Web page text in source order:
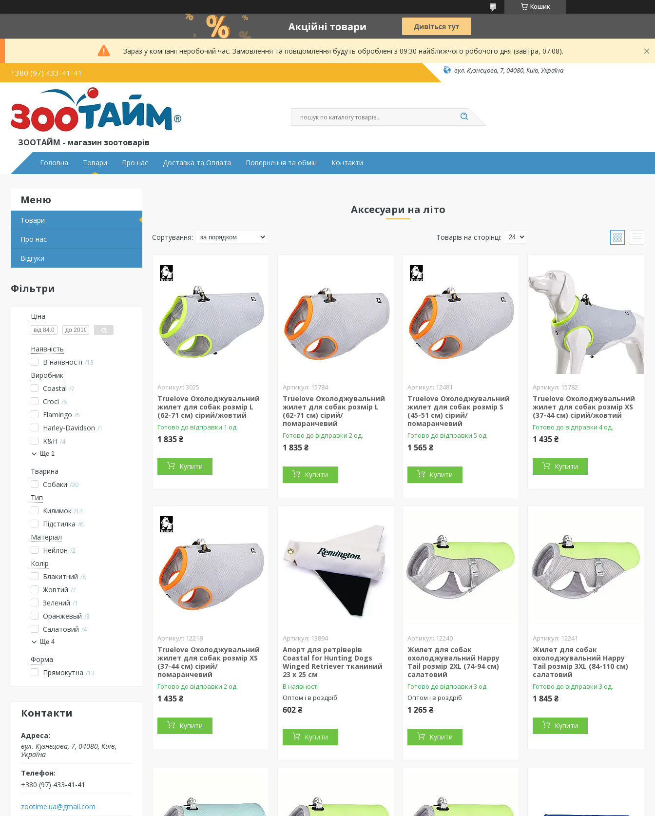
Кошик
Зараз у компанії неробочий час. Замовлення та повідомлення будуть оброблені з 09:30 найближчого робочого дня (завтра, 07.08).
+380 (97) 433-41-41 вул. Кузнєцова, 7, 04080, Київ, Україна
ЗООТАЙМ - магазин зоотоварів
Головна Товари Про нас Доставка та Оплата Повернення та обмін Контакти
Товари
Про нас
Відгуки
Фільтри
Ціна
Наявність
В наявності
13
Виробник
Coastal 7
Croci 6
Flamingo 5
Harley-Davidson 1
K&H 4
Ще 1
Тварина
Собаки 30
Тип
Килимок 13
Підстилка 6
Матеріал
Нейлон 2
Колір
Блакитний
8
Жовтий 7
Зелений 1
Оранжевый 3
Салатовий 4
Ще 4
Форма
Прямокутна
13
Контакти
вул. Кузнєцова, 7, 04080, Київ,
Україна
+380 (97) 433-41-41
zootime.ua@gmail.com
Аксесуари на літо
3025
Truelove Охолоджувальний
жилет для собак розмір L
(62-71 см) сірий/жовтий
Готово до відправки 1 од.
1 835 ₴
Купити
15784
Truelove Охолоджувальний
жилет для собак розмір L
(62-71 см) сірий/
помаранчевий
Готово до відправки 2 од.
1 835 ₴
Купити
12481
Truelove Охолоджувальний
жилет для собак розмір S
(45-51 см) сірий/
помаранчевий
Готово до відправки 5 од.
1 565 ₴
Купити
15782
Truelove Охолоджувальний
жилет для собак розмір XS
(37-44 см) сірий/жовтий
Готово до відправки 4 од.
1 435 ₴
Купити
12218
Truelove Охолоджувальний
жилет для собак розмір XS
(37-44 см) сірий/
помаранчевий
Готово до відправки 2 од.
1 435 ₴
Купити
13894
Апорт для ретріверів
Coastal for Hunting Dogs
Winged Retriever тканиний
23 х 25 см
В наявності
Оптом і в роздріб
602 ₴
Купити
12240
Жилет для собак
охолоджувальний Happy
Tail розмір 2XL (74-94 см)
салатовий
Готово до відправки 3 од.
Оптом і в роздріб
1 265 ₴
Купити
12241
Жилет для собак
охолоджувальний Happy
Tail розмір 3XL (84-110 см)
салатовий
Готово до відправки 3 од.
1 845 ₴
Купити